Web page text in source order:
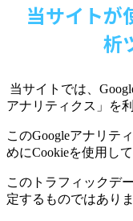
当サイトが
析
当サイトでは、
アナリティクス」を
このGoogleアナリテ
めにCookieを使用し
このトラフィックデ
定するものではありま